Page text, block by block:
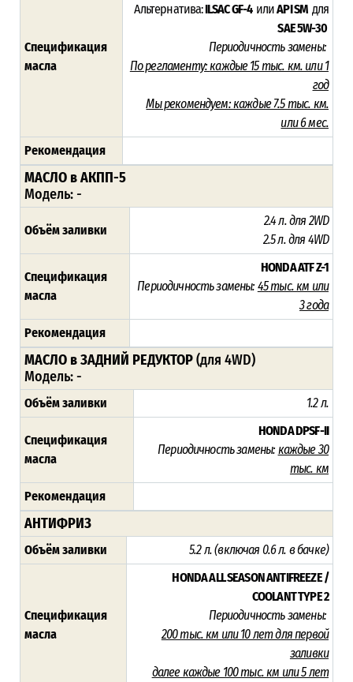
Спецификация
масла
Альтернатива:ILSAC GF-4 илиAPI SM для
SAE 5W-30
Периодичность замены:
По регламенту: каждые 15 тыс. км. или 1
год
Мы рекомендуем: каждые 7.5 тыс. км.
или 6 мес.
Рекомендация
МАСЛО в АКПП-5
Модель: -
Объём заливки
2.4 л. для 2WD
2.5 л. для 4WD
Спецификация
масла
HONDA ATF Z-1
Периодичность замены: 45тыс. км или
3 года
Рекомендация
МАСЛО в ЗАДНИЙ РЕДУКТОР(для 4WD)
Модель: -
Объём заливки 1.2 л.
Спецификация
масла
HONDA DPSF-II
Периодичность замены: каждые 30
тыс. км
Рекомендация
АНТИФРИЗ
Объём заливки 5.2 л. (включая 0.6 л. в бачке)
Спецификация
масла
HONDA ALL SEASON ANTIFREEZE /
COOLANT TYPE 2
Периодичность замены:
200 тыс. км или 10 лет для первой
заливки
далее каждые 100 тыс. км или 5 лет